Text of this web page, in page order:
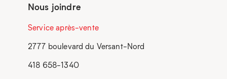
Nous joindre
Service après-vente
2777 boulevard du Versant-Nord
418 658-1340